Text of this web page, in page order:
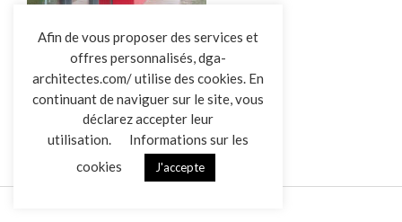
L’AGENCE
RÉALISATIONS
ACTUALITÉS
CONTACT
PERISCO VENDRENNES
Afin de vous proposer des services et
offres personnalisés, dga-
architectes.com/ utilise des cookies. En
continuant de naviguer sur le site, vous
déclarez accepter leur
utilisation.
Informations sur les
cookies
J'accepte